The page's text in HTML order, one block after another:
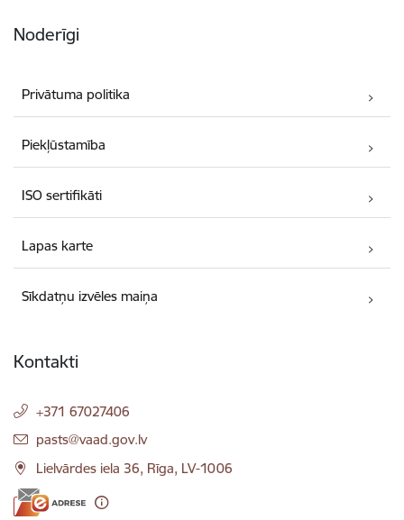
Noderīgi
Privātuma politika
Piekļūstamība
ISO sertifikāti
Lapas karte
Sīkdatņu izvēles maiņa
Kontakti
+371 67027406
E-pasts:
pasts@vaad.gov.lv
Lielvārdes iela 36, Rīga, LV-1006